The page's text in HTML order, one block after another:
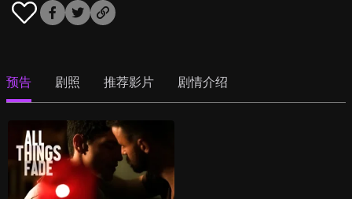
预告 剧照 推荐影片 剧情介绍